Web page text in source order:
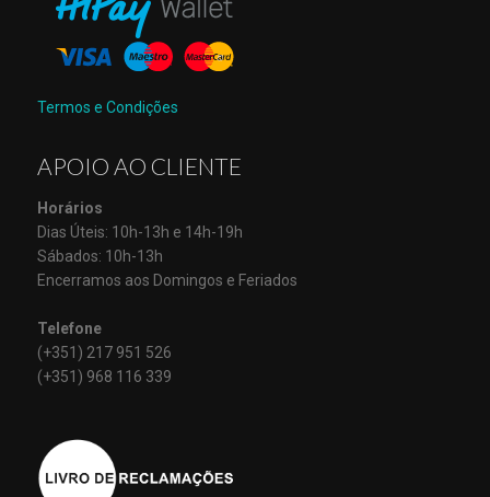
Termos e Condições
APOIO AO CLIENTE
Horários
Dias Úteis: 10h-13h e 14h-19h
Sábados: 10h-13h
Encerramos aos Domingos e Feriados
Telefone
(+351) 217 951 526
(+351) 968 116 339